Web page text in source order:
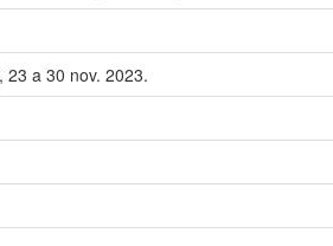
23 a 30 nov. 2023.